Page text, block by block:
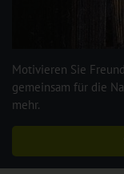
Motivieren Sie
gemeinsam für die
mehr.